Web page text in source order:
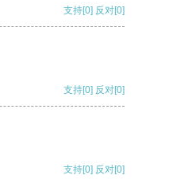
支持[0] 反对[0]
支持[0] 反对[0]
支持[0] 反对[0]